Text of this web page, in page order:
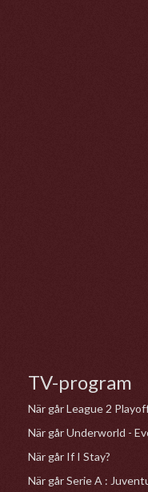
TV-program
När går League 2
När går Underworld -
När går If I Stay?
När går Serie A :